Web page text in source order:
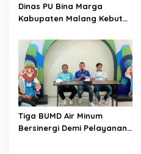
Dinas PU Bina Marga
Kabupaten Malang Kebut
Wijaya Kepanjen
Tiga BUMD Air Minum
Bersinergi Demi Pelayanan